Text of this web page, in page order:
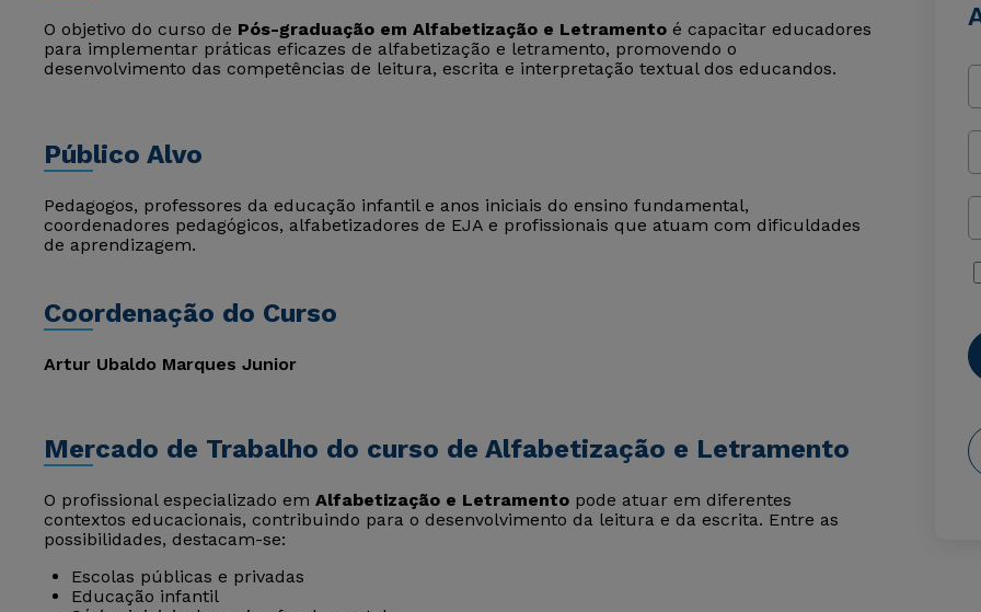
O objetivo do curso de Pós-graduação em Alfabetização e Letramento é capacitar educadores
para implementar práticas eficazes de alfabetização e letramento, promovendo o
desenvolvimento das competências de leitura, escrita e interpretação textual dos educandos.
Público Alvo
Pedagogos, professores da educação infantil e anos iniciais do ensino fundamental,
coordenadores pedagógicos, alfabetizadores de EJA e profissionais que atuam com dificuldades
de aprendizagem.
Coordenação do Curso
Artur Ubaldo Marques Junior
Mercado de Trabalho do curso de Alfabetização e Letramento
O profissional especializado em Alfabetização e Letramento pode atuar em diferentes
contextos educacionais, contribuindo para o desenvolvimento da leitura e da escrita. Entre as
possibilidades, destacam-se:
Escolas públicas e privadas
Educação infantil